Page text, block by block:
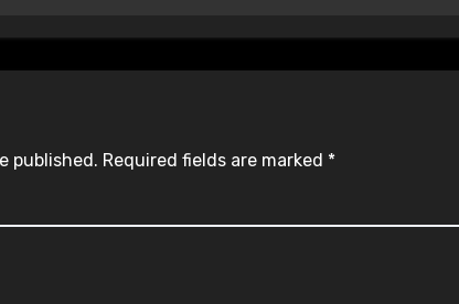
published. Required fields are marked *